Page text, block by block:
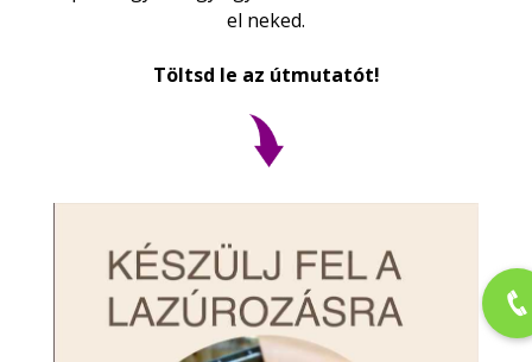
el neked.
Töltsd le az útmutatót!